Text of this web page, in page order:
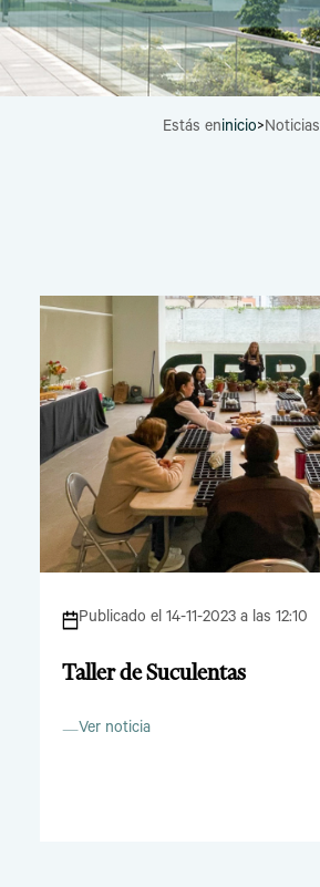
Estás eninicio>Noticias
Publicado el 14-11-2023 a las 12:10
Taller de Suculentas
Ver noticia